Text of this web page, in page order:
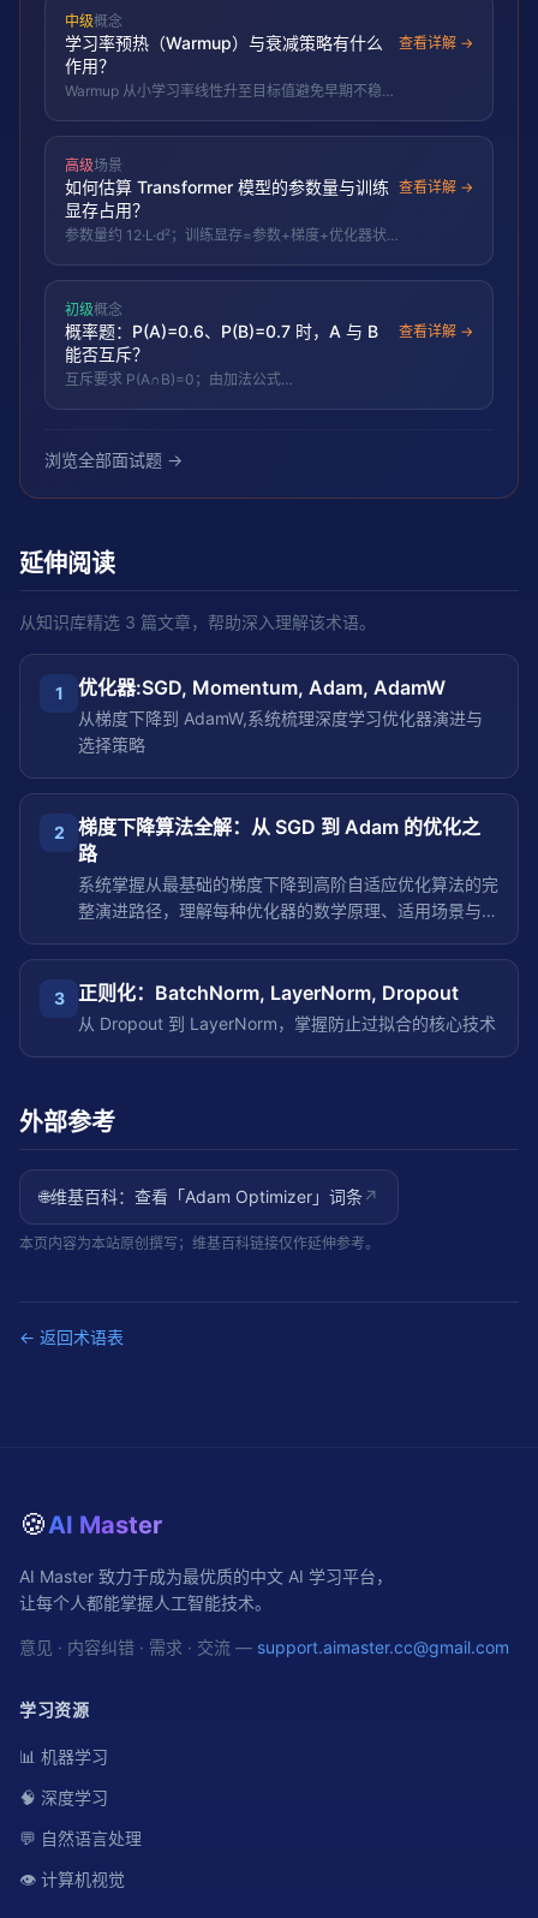
中级概念
学习率预热（Warmup）与衰减策略有什么
作用？
Warmup 从小学习率线性升至目标值避免早期不稳
查看详解 →
高级场景
如何估算 Transformer 模型的参数量与训练
显存占用？
参数量约 12·L·d²；训练显存=参数+梯度+优化器状
查看详解 →
初级概念
概率题：P(A)=0.6、P(B)=0.7 时，A 与 B
能否互斥？
互斥要求 P(A∩B)=0；由加法公式
查看详解 →
浏览全部面试题 →
延伸阅读
从知识库精选 3 篇文章，帮助深入理解该术语。
1 优化器:SGD, Momentum, Adam, AdamW
从梯度下降到 AdamW,系统梳理深度学习优化器演进与
选择策略
2
梯度下降算法全解：从 SGD 到 Adam 的优化之
路
系统掌握从最基础的梯度下降到高阶自适应优化算法的完
整演进路径，理解每种优化器的数学原理、适用场景与现
3 正则化：BatchNorm, LayerNorm, Dropout
从 Dropout 到 LayerNorm，掌握防止过拟合的核心技术
外部参考
🌐维基百科：查看「Adam Optimizer」词条↗
本页内容为本站原创撰写；维基百科链接仅作延伸参考。
← 返回术语表
🍪AI Master
AI Master 致力于成为最优质的中文 AI 学习平台，
让每个人都能掌握人工智能技术。
意见 · 内容纠错 · 需求 · 交流 — support.aimaster.cc@gmail.com
学习资源
📊 机器学习
🧠 深度学习
💬 自然语言处理
👁️ 计算机视觉